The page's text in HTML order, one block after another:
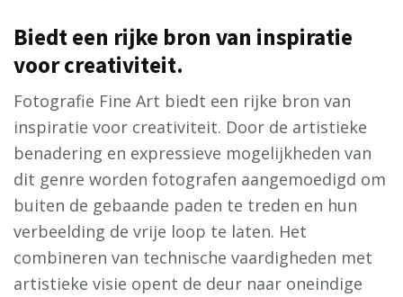
Biedt een rijke bron van inspiratie
voor creativiteit.
Fotografie Fine Art biedt een rijke bron van
inspiratie voor creativiteit. Door de artistieke
benadering en expressieve mogelijkheden van
dit genre worden fotografen aangemoedigd om
buiten de gebaande paden te treden en hun
verbeelding de vrije loop te laten. Het
combineren van technische vaardigheden met
artistieke visie opent de deur naar oneindige